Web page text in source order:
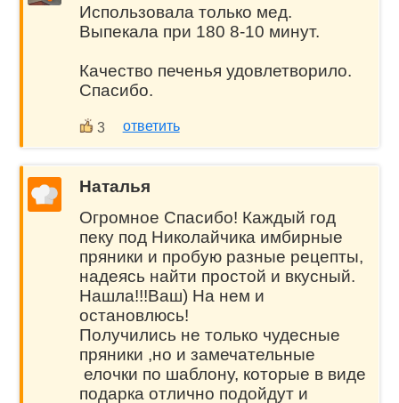
Использовала только мед.
Выпекала при 180 8-10 минут.
Качество печенья удовлетворило.
Спасибо.
3 ответить
Наталья
Огромное Спасибо! Каждый год
пеку под Николайчика имбирные
пряники и пробую разные рецепты,
надеясь найти простой и вкусный.
Нашла!!!Ваш) На нем и
остановлюсь!
Получились не только чудесные
пряники ,но и замечательные
елочки по шаблону, которые в виде
подарка отлично подойдут и